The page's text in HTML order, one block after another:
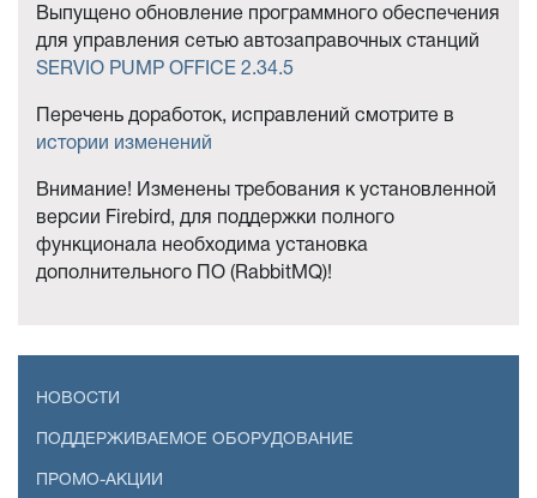
Выпущено обновление программного обеспечения
для управления сетью автозаправочных станций
SERVIO PUMP OFFICE 2.34.5
Перечень доработок, исправлений смотрите в
истории изменений
Внимание! Изменены требования к установленной
версии Firebird, для поддержки полного
функционала необходима установка
дополнительного ПО (RabbitMQ)!
НОВОСТИ
ПОДДЕРЖИВАЕМОЕ ОБОРУДОВАНИЕ
ПРОМО-АКЦИИ